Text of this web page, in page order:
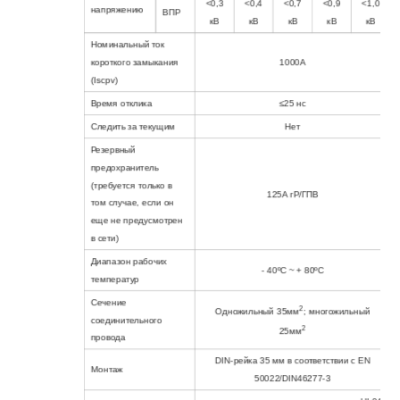
напряжению
ВПР
<0,3
кВ
<0,4
кВ
<0,7
кВ
<0,9
кВ
<1,0
кВ
Номинальный ток
короткого замыкания
(Iscpv)
1000А
Время отклика ≤25 нс
Следить за текущим Нет
Резервный
предохранитель
(требуется только в
том случае, если он
еще не предусмотрен
в сети)
125А гР/ГПВ
Диапазон рабочих
температур
- 40ºC ~ + 80ºC
Сечение
соединительного
провода
Одножильный 35мм2; многожильный
25мм2
Монтаж
DIN-рейка 35 мм в соответствии с EN
50022/DIN46277-3